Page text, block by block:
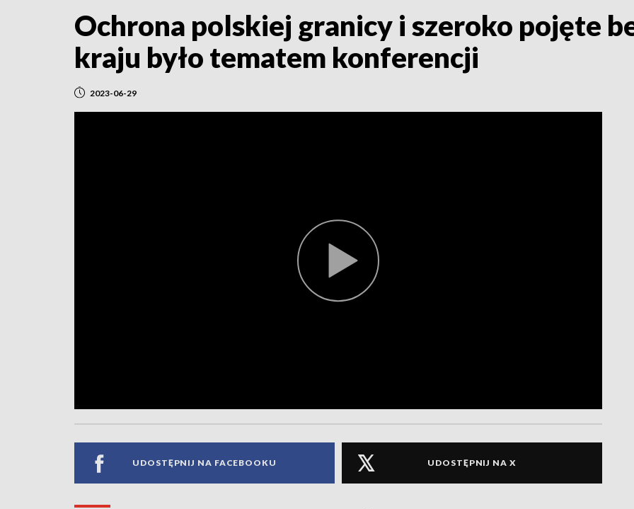
Ochrona polskiej granicy i szeroko pojęte
kraju było tematem konferencji
2023-06-29
UDOSTĘPNIJ NA FACEBOOKU UDOSTĘPNIJ NA X